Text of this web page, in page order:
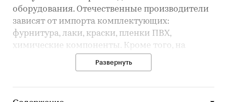
оборудования. Отечественные производители
зависят от импорта комплектующих:
фурнитура, лаки, краски, пленки ПВХ,
химические компоненты. Кроме того, на
подавляющем большинстве российских
предприятий используются зарубежные
Развернуть